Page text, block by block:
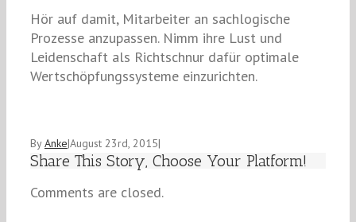
Hör auf damit, Mitarbeiter an sachlogische
Prozesse anzupassen. Nimm ihre Lust und
Leidenschaft als Richtschnur dafür optimale
Wertschöpfungssysteme einzurichten.
ByAnke|August 23rd, 2015|
Share This Story, Choose Your Platform!
Comments are closed.